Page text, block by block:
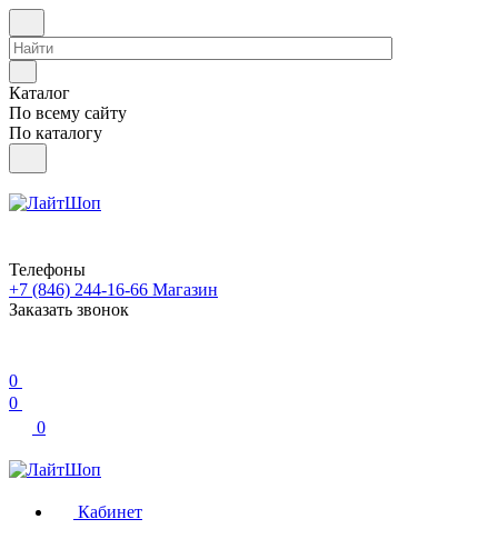
Каталог
По всему сайту
По каталогу
Телефоны
+7 (846) 244-16-66 Магазин
Заказать звонок
0
0
0
Кабинет